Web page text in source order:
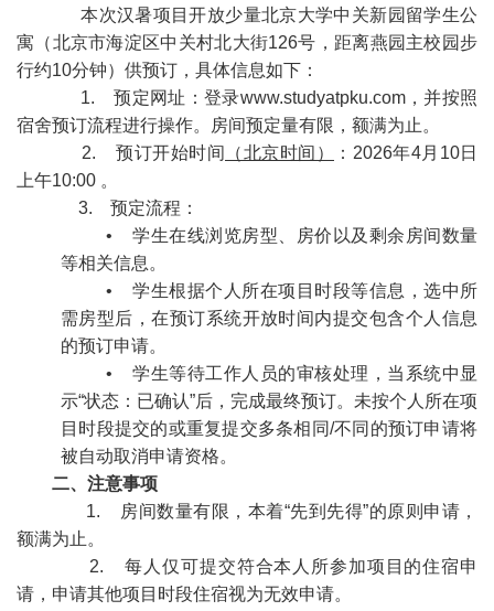
本次汉暑项目开放少量北京大学中关新园留学生公
寓（北京市海淀区中关村北大街126号，距离燕园主校园步
行约10分钟）供预订，具体信息如下：
1. 预定网址：登录www.studyatpku.com，并按照
宿舍预订流程进行操作。房间预定量有限，额满为止。
2. 预订开始时间
（北京时间）
：2026年4月10日
上午10:00 。
3. 预定流程：
• 学生在线浏览房型、房价以及剩余房间数量
等相关信息。
• 学生根据个人所在项目时段等信息，选中所
需房型后，在预订系统开放时间内提交包含个人信息
的预订申请。
• 学生等待工作人员的审核处理，当系统中显
示“状态：已确认”后，完成最终预订。未按个人所在项
目时段提交的或重复提交多条相同/不同的预订申请将
被自动取消申请资格。
二、注意事项
1. 房间数量有限，本着“先到先得”的原则申请，
额满为止。
2. 每人仅可提交符合本人所参加项目的住宿申
请，申请其他项目时段住宿视为无效申请。